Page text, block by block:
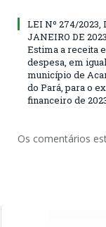
LEI Nº 274/2023,
JANEIRO DE
Estima a receita
despesa, em
município de
do Pará, para o
financeiro de
Os comentários